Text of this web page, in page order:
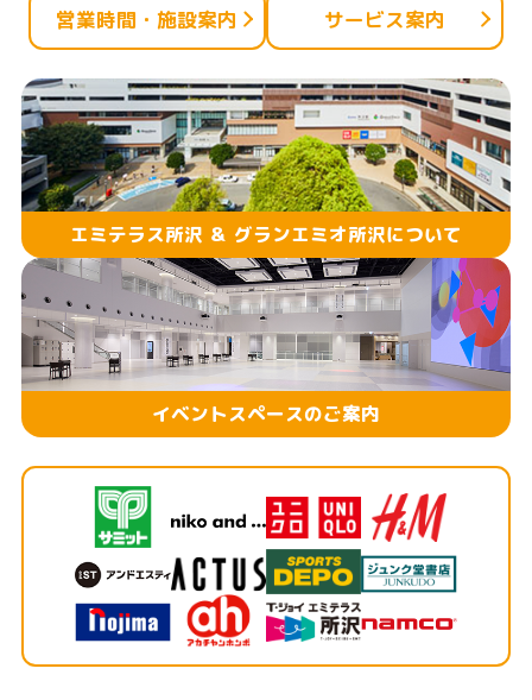
営業時間・施設案内 サービス案内
エミテラス所沢 ＆ グランエミオ所沢について
イベントスペースのご案内